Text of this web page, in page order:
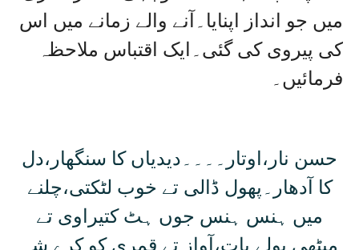
میں جو انداز اپنایا۔آنے والے زمانے میں اس
کی پیروی کی گئی۔ایک اقتباس ملاحظہ
فرمائیں۔
حسن نار،اوتار۔۔۔۔دیدیاں کا سنگھار،دل
کا آدھار۔پھول ڈالی تے خوب لٹکتی،چلنے
میں ہنس ہنس جوں ہٹ کتیراوی تے
میٹھی بولے بات،آواز تے قمری کو کرے شہ